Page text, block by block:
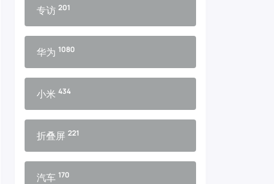
专访 201
华为 1080
小米 434
折叠屏 221
汽车 170